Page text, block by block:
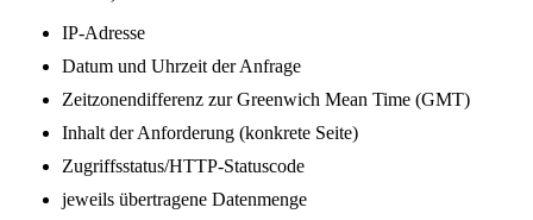
IP-Adresse
Datum und Uhrzeit der Anfrage
Zeitzonendifferenz zur Greenwich Mean Time (GMT)
Inhalt der Anforderung (konkrete Seite)
Zugriffsstatus/HTTP-Statuscode
jeweils übertragene Datenmenge